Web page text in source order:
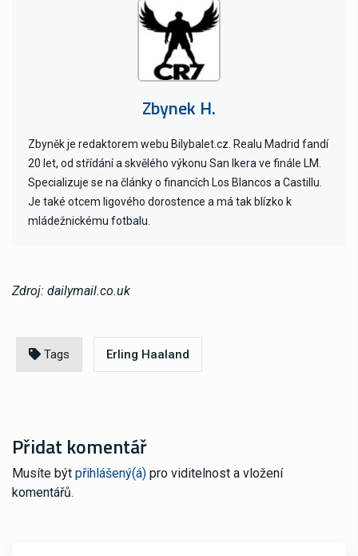
Zbynek H.
Zbyněk je redaktorem webu Bilybalet.cz. Realu Madrid fandí
20 let, od střídání a skvělého výkonu San Ikera ve finále LM.
Specializuje se na články o financích Los Blancos a Castillu.
Je také otcem ligového dorostence a má tak blízko k
mládežnickému fotbalu.
Zdroj: dailymail.co.uk
Tags Erling Haaland
Přidat komentář
Musíte být přihlášený(á) pro viditelnost a vložení
komentářů.